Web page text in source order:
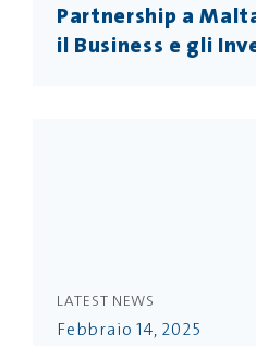
Partnership a
il Business e gli
LATEST NEWS
Febbraio 14, 2025